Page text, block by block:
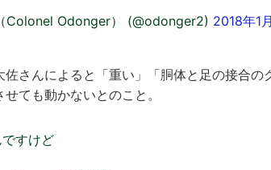
Colonel Odonger） (@odonger2) 2018年1
佐さんによると「重い」「胴体と足の接合の
ても動かないとのこと。
すけど